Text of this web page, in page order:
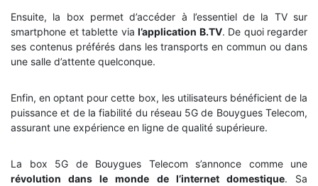
Ensuite, la box permet d’accéder à l’essentiel de la TV sur
smartphone et tablette via l’application B.TV. De quoi regarder
ses contenus préférés dans les transports en commun ou dans
une salle d’attente quelconque.
Enfin, en optant pour cette box, les utilisateurs bénéficient de la
puissance et de la fiabilité du réseau 5G de Bouygues Telecom,
assurant une expérience en ligne de qualité supérieure.
La box 5G de Bouygues Telecom s’annonce comme une
révolution dans le monde de l’internet domestique. Sa